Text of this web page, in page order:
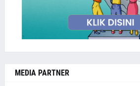
MEDIA PARTNER